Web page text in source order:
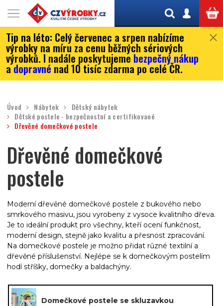
Tip na léto: Celý červenec a srpen nabízíme
výrobky na míru za cenu běžných sériových
výrobků. I nadále poskytujeme bezpečný nákup
adopravné nad 10 tisíc zdarma po celé ČR.
Úvod Nábytek
Dětský nábytek
Dětské postele - bezpečnostní a certifikované
Dřevěné domečkové postele
Dřevěné domečkové
postele
Moderní dřevěné domečkové postele z bukového nebo
smrkového masivu, jsou vyrobeny z vysoce kvalitního dřeva.
Je to ideální produkt pro všechny, kteří ocení funkčnost,
moderní design, stejně jako kvalitu a přesnost zpracování.
Na domečkové postele je možno přidat různé textilní a
dřevěné příslušenství. Nejlépe se k domečkovým postelím
hodí stříšky, domečky a baldachýny.
Domečkové postele se skluzavkou